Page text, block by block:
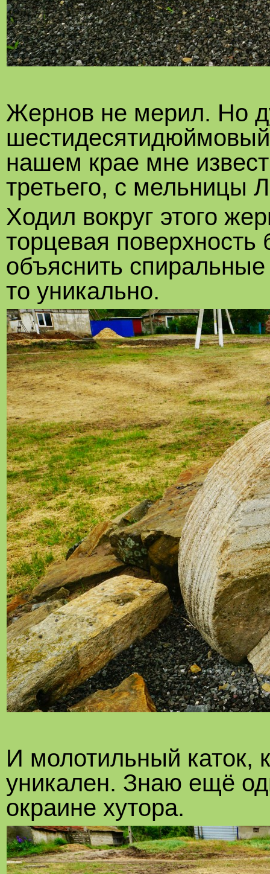
Жернов не мерил. Но
шестидесятидюймовый
нашем крае мне
третьего, с мельницы
Ходил вокруг этого
торцевая
объяснить
то уникально.
И молотильный каток,
уникален. Знаю ещё
окраине хутора.